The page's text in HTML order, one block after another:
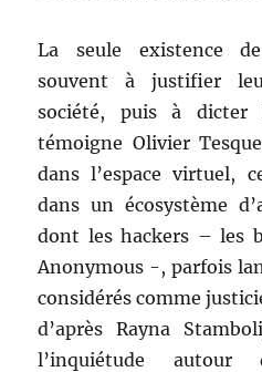
La seule existence
souvent à justifier
société, puis à dicter
témoigne Olivier
dans l’espace virtuel,
dans un écosystème
dont les hackers – les
Anonymous -, parfois
considérés comme
d’après Rayna
l’inquiétude